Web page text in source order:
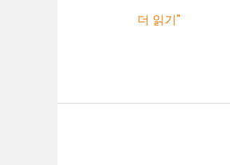
동
무
더 읽기"